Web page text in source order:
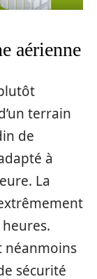
aérienne
terrain
de
à
La
néanmoins
sécurité